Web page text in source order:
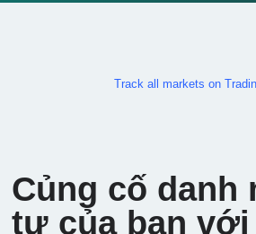
Track all markets on
Củng cố danh
tư của bạn